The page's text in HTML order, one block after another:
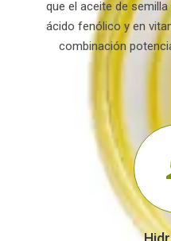
que el aceite de
ácido fenólico y en
combinación